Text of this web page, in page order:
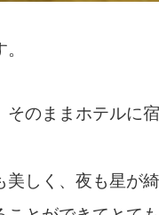
そのままホテルに
しく、夜も星が綺